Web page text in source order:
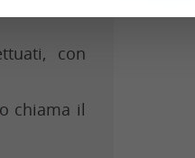
con
o chiama il